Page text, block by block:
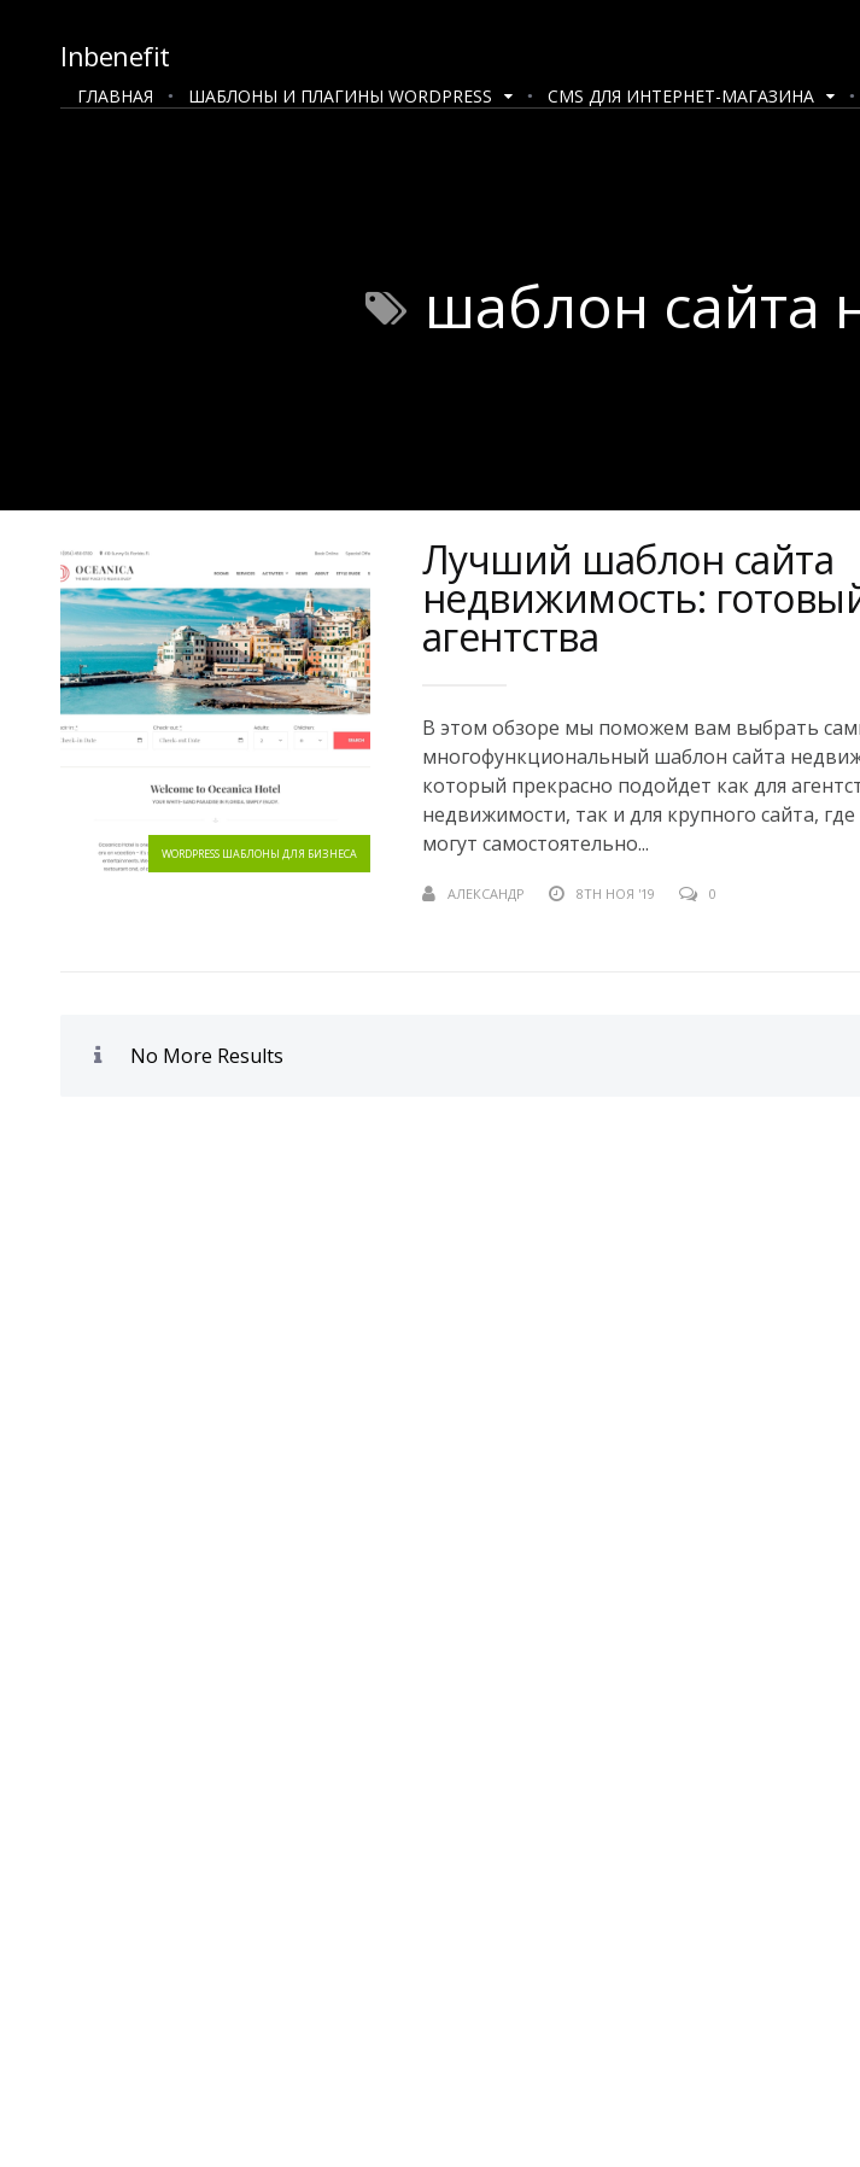
Inbenefit
ГЛАВНАЯ ШАБЛОНЫ И ПЛАГИНЫ WORDPRESS CMS ДЛЯ ИНТЕРНЕТ-МАГАЗИНА
шаблон сайта
WORDPRESS ШАБЛОНЫ ДЛЯ БИЗНЕСА
Лучший шаблон сайта
недвижимость:
агентства
В этом обзоре мы поможем вам выбрать
многофункциональный шаблон сайта
который прекрасно подойдет как для
недвижимости, так и для крупного сайта,
могут самостоятельно...
АЛЕКСАНДР 8TH НОЯ '19 0
No More Results